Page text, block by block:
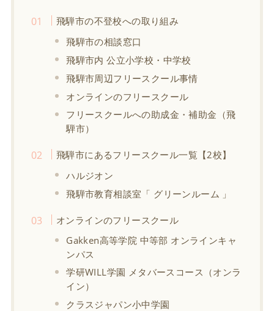
飛騨市の不登校への取り組み
飛騨市の相談窓口
飛騨市内 公立小学校・中学校
飛騨市周辺フリースクール事情
オンラインのフリースクール
フリースクールへの助成金・補助金（飛
騨市）
飛騨市にあるフリースクール一覧【2校】
ハルジオン
飛騨市教育相談室「 グリーンルーム 」
オンラインのフリースクール
Gakken高等学院 中等部 オンラインキャ
ンパス
学研WILL学園 メタバースコース（オンラ
イン）
クラスジャパン小中学園